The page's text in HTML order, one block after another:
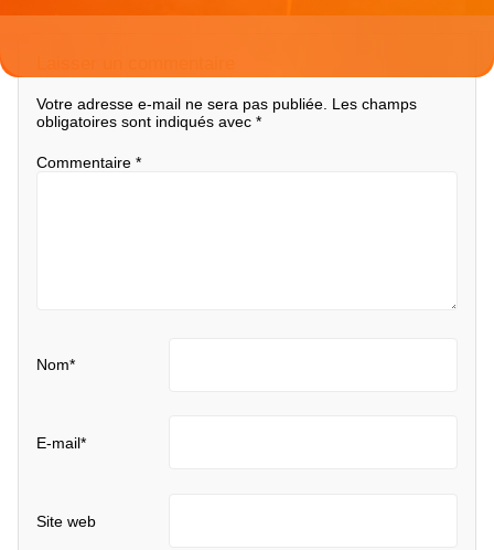
Votre adresse e-mail ne sera pas publiée. Les champs
obligatoires sont indiqués avec *
Commentaire *
Nom*
E-mail*
Site web